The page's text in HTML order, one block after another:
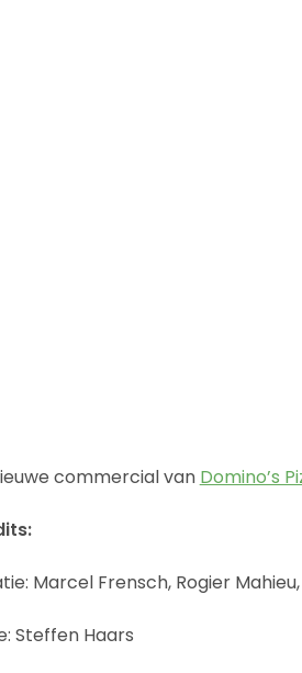
commercial van Domino’s
Marcel Frensch, Rogier
Steffen Haars